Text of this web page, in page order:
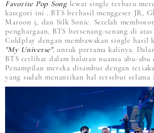
Favorite Pop Song lewat single terbaru
kategori ini , BTS berhasil menggeser JR,
Maroon 5, dan Silk Sonic. Setelah
penghargaan, BTS bersenang-senang di
Coldplay dengan membawakan single hasil
"My Universe", untuk pertama kalinya.
BTS terlihat dalam balutan nuansa abu-abu
Penampilan mereka disambut dengan
yang sudah menantikan hal tersebut selama